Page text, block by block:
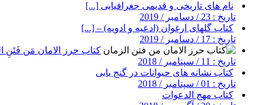
نام های تاریخی و قدیمی جغرافیایی [...]
تاریخ : 23 / دسامبر / 2019
کتاب گلهای ارغوان (ادعیه و ادویه) – [...]
تاریخ : 17 / دسامبر / 2019
کتاب حرز الامان مَن فَتَنِ
تاریخ : 11 / سپتامبر / 2018
کتاب نشانه های حیوانات در گنج یابی
تاریخ : 01 / سپتامبر / 2018
کتاب مهج الدعوات